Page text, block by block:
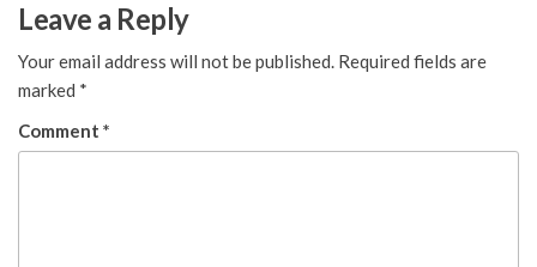
Leave a Reply
Your email address will not be published. Required fields are
marked *
Comment *